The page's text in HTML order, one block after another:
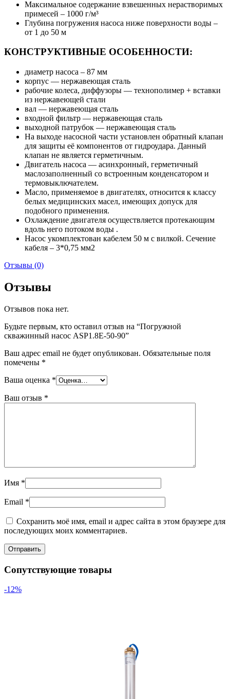
Максимальное содержание взвешенных нерастворимых
примесей – 1000 г/м³
Глубина погружения насоса ниже поверхности воды –
от 1 до 50 м
КОНСТРУКТИВНЫЕ ОСОБЕННОСТИ:
диаметр насоса – 87 мм
корпус — нержавеющая сталь
рабочие колеса, диффузоры — технополимер + вставки
из нержавеющей стали
вал — нержавеющая сталь
входной фильтр — нержавеющая сталь
выходной патрубок — нержавеющая сталь
На выходе насосной части установлен обратный клапан
для защиты её компонентов от гидроудара. Данный
клапан не является герметичным.
Двигатель насоса — асинхронный, герметичный
маслозаполненный со встроенным конденсатором и
термовыключателем.
Масло, применяемое в двигателях, относится к классу
белых медицинских масел, имеющих допуск для
подобного применения.
Охлаждение двигателя осуществляется протекающим
вдоль него потоком воды .
Насос укомплектован кабелем 50 м с вилкой. Сечение
кабеля – 3*0,75 мм2
Отзывы (0)
Отзывы
Отзывов пока нет.
Будьте первым, кто оставил отзыв на “Погружной
скважинный насос ASP1.8Е-50-90”
Ваш адрес email не будет опубликован. Обязательные поля
помечены *
Ваша оценка *
Ваш отзыв *
Имя *
Email *
Сохранить моё имя, email и адрес сайта в этом браузере для
последующих моих комментариев.
Сопутствующие товары
-12%